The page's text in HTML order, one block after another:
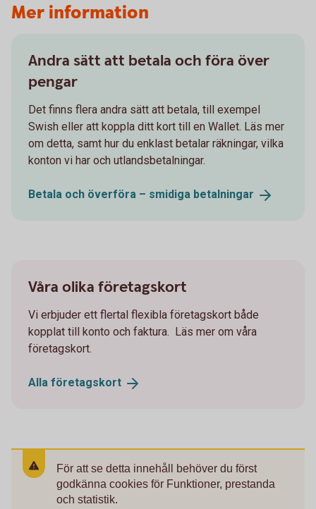
Mer information
Andra sätt att betala och föra över
pengar
Det finns flera andra sätt att betala, till exempel
Swish eller att koppla ditt kort till en Wallet. Läs mer
om detta, samt hur du enklast betalar räkningar, vilka
konton vi har och utlandsbetalningar.
Betala och överföra – smidiga betalningar
Våra olika företagskort
Vi erbjuder ett flertal flexibla företagskort både
kopplat till konto och faktura. Läs mer om våra
företagskort.
Alla företagskort
För att se detta innehåll behöver du först
godkänna cookies för Funktioner, prestanda
och statistik.